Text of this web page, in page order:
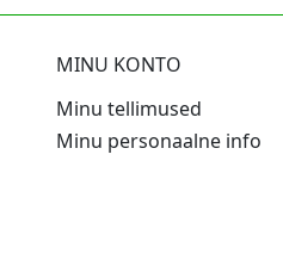
MINU KONTO
Minu tellimused
Minu personaalne info